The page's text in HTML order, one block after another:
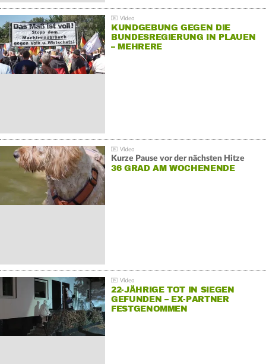
KUNDGEBUNG GEGEN DIE
BUNDESREGIERUNG IN PLAUEN
– MEHRERE
Kurze Pause vor der nächsten Hitze
36 GRAD AM WOCHENENDE
22-JÄHRIGE TOT IN SIEGEN
GEFUNDEN – EX-PARTNER
FESTGENOMMEN